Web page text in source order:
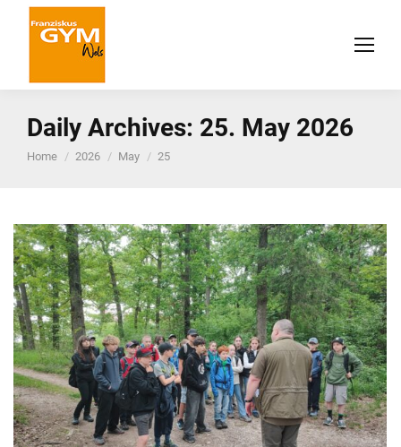
Daily Archives: 25. May 2026
You are here:
Home 2026 May 25